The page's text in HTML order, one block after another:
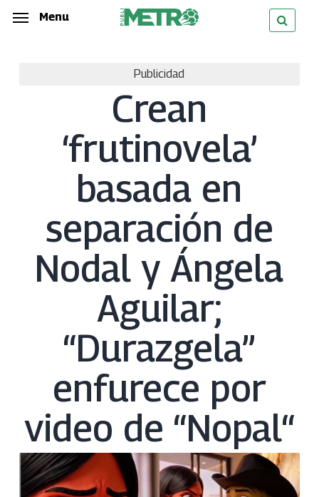
Skip
Menu
Publicidad
Crean
‘frutinovela’
basada en
separación de
Nodal y Ángela
Aguilar;
“Durazgela”
enfurece por
video de “Nopal“
Menu